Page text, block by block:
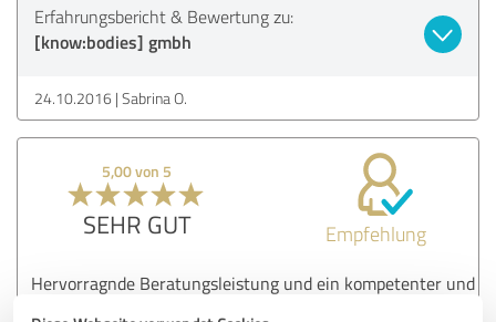
Erfahrungsbericht & Bewertung zu:
[know:bodies] gmbh
24.10.2016 Sabrina O.
5,00 von 5
SEHR GUT Empfehlung
Hervorragnde Beratungsleistung und ein kompetenter und